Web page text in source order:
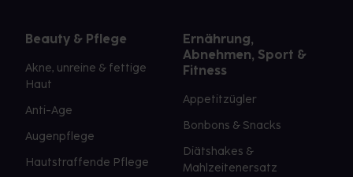
Beauty & Pflege
Akne, unreine & fettige
Haut
Anti-Age
Augenpflege
Hautstraffende Pflege
Ernährung,
Abnehmen, Sport &
Fitness
Appetitzügler
Bonbons & Snacks
Diätshakes &
Mahlzeitenersatz